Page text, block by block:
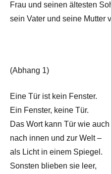
Frau und seinen ältesten
sein Vater und seine Mutter
(Abhang 1)
Eine Tür ist kein Fenster.
Ein Fenster, keine Tür.
Das Wort kann Tür wie
nach innen und zur Welt –
als Licht in einem Spiegel.
Sonsten blieben sie leer,